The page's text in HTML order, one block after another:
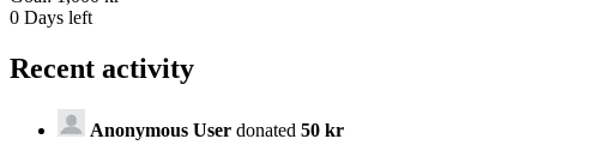
0 Days left
Recent activity
Anonymous User donated 50 kr